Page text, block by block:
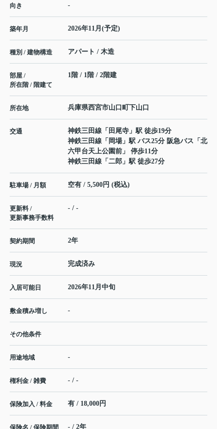
向き -
築年月 2026年11月(予定)
種別 / 建物構造 アパート / 木造
部屋 /
所在階 / 階建て
1階 / 1階 / 2階建
所在地 兵庫県西宮市山口町下山口
交通 神鉄三田線 「 田尾寺 」駅 徒歩19分
神鉄三田線 「 岡場」駅 バス25分 阪急バス「北
六甲台天上公園前」 停歩11分
神鉄三田線 「 二郎 」駅 徒歩27分
駐車場 / 月額 空有 / 5,500円 (税込)
更新料 /
更新事務手数料
- / -
契約期間 2年
現況 完成済み
入居可能日 2026年11月中旬
敷金積み増し -
その他条件
用途地域 -
権利金 / 雑費 - / -
保険加入 / 料金 有 / 18,000円
保険名 / 保険期間 - / 2年